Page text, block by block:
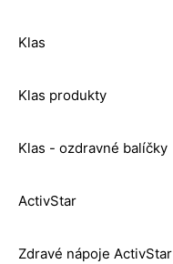
Klas
Klas produkty
Klas - ozdravné balíčky
ActivStar
Zdravé nápoje ActivStar